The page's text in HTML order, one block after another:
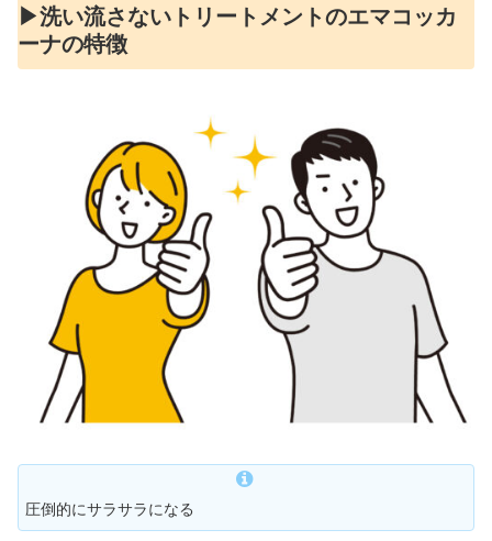
▶︎洗い流さないトリートメントのエマコッカ
ーナの特徴
圧倒的にサラサラになる